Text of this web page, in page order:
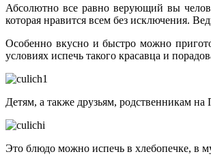
Абсолютно все равно верующий вы
которая нравится всем без исключения.
Особенно вкусно и быстро можно
условиях испечь такого красавца и
Детям, а также друзьям, родственникам
Это блюдо можно испечь в хлебопечке, в